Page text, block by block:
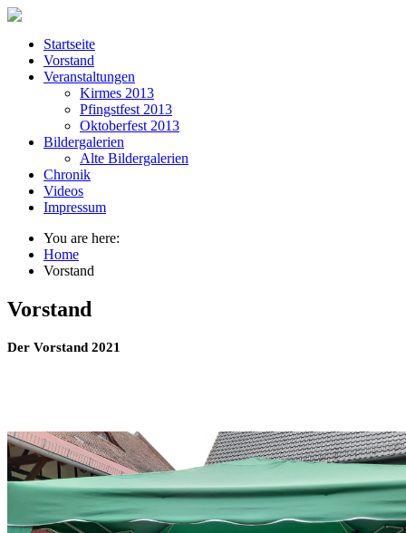
Startseite
Vorstand
Veranstaltungen
Kirmes 2013
Pfingstfest 2013
Oktoberfest 2013
Bildergalerien
Alte Bildergalerien
Chronik
Videos
Impressum
You are here:
Home
Vorstand
Vorstand
Der Vorstand 2021